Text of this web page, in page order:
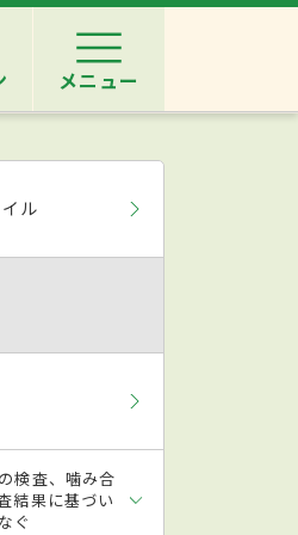
メニュー
ル
検査、噛み合
結果に基づい
ぐ